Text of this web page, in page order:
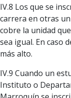
IV.8 Los que se
carrera en otras
cobre la unidad
sea igual. En caso
más alto.
IV.9 Cuando un
Instituto o